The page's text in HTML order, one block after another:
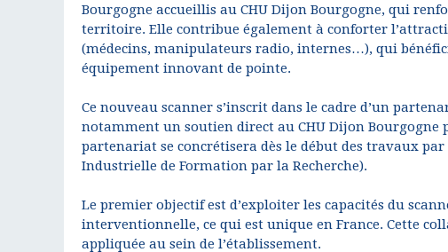
Bourgogne accueillis au CHU Dijon Bourgogne, qui
territoire. Elle contribue également à conforter
(médecins, manipulateurs radio, internes…), qui
équipement innovant de pointe.
Ce nouveau scanner s’inscrit dans le cadre d’un
notamment un soutien direct au CHU Dijon Bourgogne
partenariat se concrétisera dès le début des travaux
Industrielle de Formation par la Recherche).
Le premier objectif est d’exploiter les capacités du
interventionnelle, ce qui est unique en France. Cette
appliquée au sein de l’établissement.